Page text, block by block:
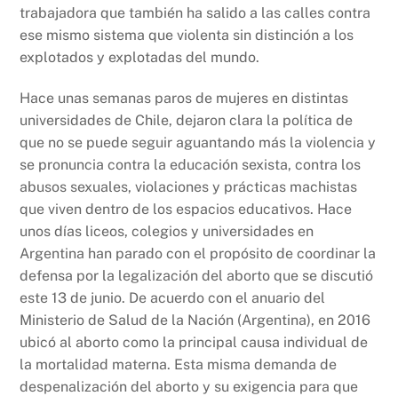
trabajadora que también ha salido a las calles contra
ese mismo sistema que violenta sin distinción a los
explotados y explotadas del mundo.
Hace unas semanas paros de mujeres en distintas
universidades de Chile, dejaron clara la política de
que no se puede seguir aguantando más la violencia y
se pronuncia contra la educación sexista, contra los
abusos sexuales, violaciones y prácticas machistas
que viven dentro de los espacios educativos. Hace
unos días liceos, colegios y universidades en
Argentina han parado con el propósito de coordinar la
defensa por la legalización del aborto que se discutió
este 13 de junio. De acuerdo con el anuario del
Ministerio de Salud de la Nación (Argentina), en 2016
ubicó al aborto como la principal causa individual de
la mortalidad materna. Esta misma demanda de
despenalización del aborto y su exigencia para que